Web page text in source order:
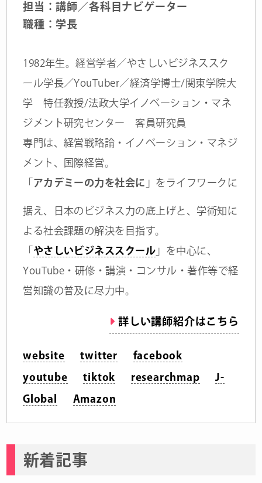
担当：講師／各科目ナビゲーター
職種：学長
1982年生。経営学者／やさしいビジネススク
ール学長／YouTuber／経済学博士/関東学院大
学 特任教授/法政大学イノベーション・マネ
ジメント研究センター 客員研究員
専門は、経営戦略論・イノベーション・マネジ
メント、国際経営。
アカデミーの力を社会に 」をライフワークに
据え、日本のビジネス力の底上げと、学術知に
よる社会課題の解決を目指す。
やさしいビジネススクール 」を中心に、
YouTube・研修・講演・コンサル・著作等で経
営知識の普及に尽力中。
詳しい講師紹介はこちら
website twitter facebook
youtube tiktok researchmap J-
Global Amazon
新着記事